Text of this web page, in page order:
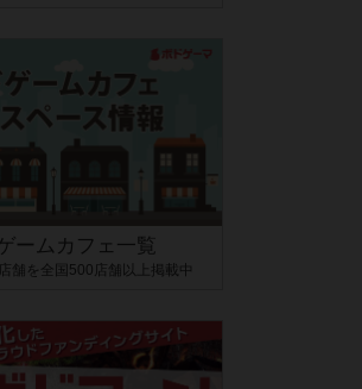
ームカフェ一覧
舗を全国500店舗以上掲載中